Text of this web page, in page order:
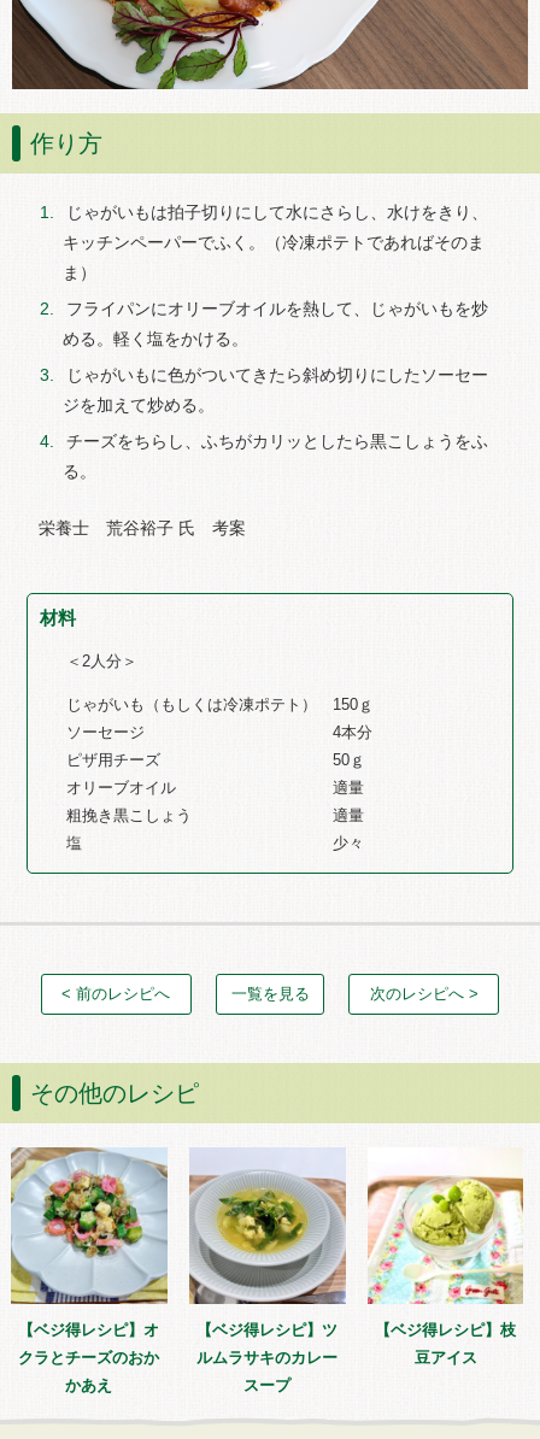
作り方
じゃがいもは拍子切りにして水にさらし、水けをきり、
キッチンペーパーでふく。（冷凍ポテトであればそのま
ま）
フライパンにオリーブオイルを熱して、じゃがいもを炒
める。軽く塩をかける。
じゃがいもに色がついてきたら斜め切りにしたソーセー
ジを加えて炒める。
チーズをちらし、ふちがカリッとしたら黒こしょうをふ
る。
栄養士 荒谷裕子 氏 考案
材料
＜2人分＞
じゃがいも（もしくは冷凍ポテト） 150ｇ
ソーセージ 4本分
ピザ用チーズ 50ｇ
オリーブオイル 適量
粗挽き黒こしょう 適量
塩 少々
< 前のレシピへ 一覧を見る 次のレシピへ >
その他のレシピ
【ベジ得レシピ】オ
クラとチーズのおか
かあえ
【ベジ得レシピ】ツ
ルムラサキのカレー
スープ
【ベジ得レシピ】枝
豆アイス